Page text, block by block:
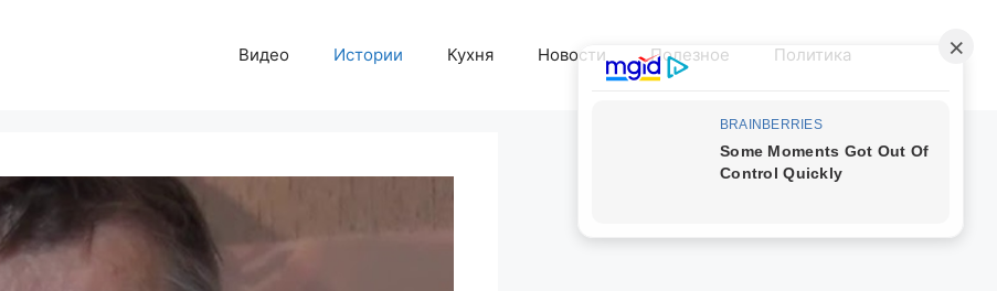
Видео Истории Кухня Новости Полезное Политика